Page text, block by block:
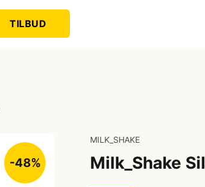
TILBUD
-48%
MILK_SHAKE
Milk_Shake